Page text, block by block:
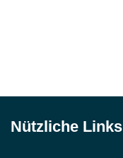
Nützliche Links